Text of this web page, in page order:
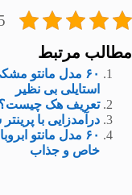
5/
مطالب مرتبط
استایلی بی نظیر
تعریف هک چیست؟
درآمدزایی با
خاص و جذاب